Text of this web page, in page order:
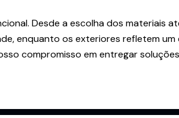
Desde a escolha dos materiais
enquanto os exteriores refletem um
compromisso em entregar